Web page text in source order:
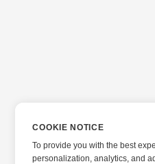
COOKIE NOTICE
To provide you with the best
personalization, analytics, and